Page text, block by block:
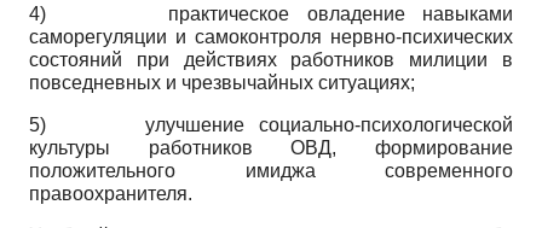
4) практическое овладение навыками
саморегуляции и самоконтроля нервно-психических
состояний при действиях работников милиции в
повседневных и чрезвычайных ситуациях;
5) улучшение социально-психологической
культуры работников ОВД, формирование
положительного имиджа современного
правоохранителя.